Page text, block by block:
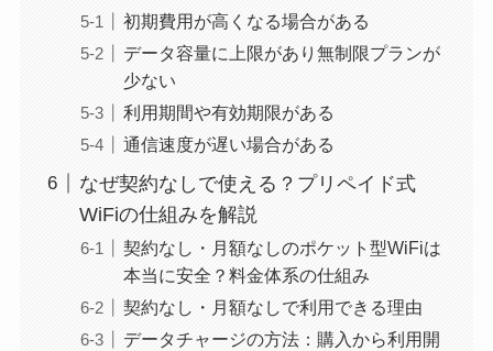
初期費用が高くなる場合がある
データ容量に上限があり無制限プランが
少ない
利用期間や有効期限がある
通信速度が遅い場合がある
なぜ契約なしで使える？プリペイド式
WiFiの仕組みを解説
契約なし・月額なしのポケット型WiFiは
本当に安全？料金体系の仕組み
契約なし・月額なしで利用できる理由
データチャージの方法：購入から利用開